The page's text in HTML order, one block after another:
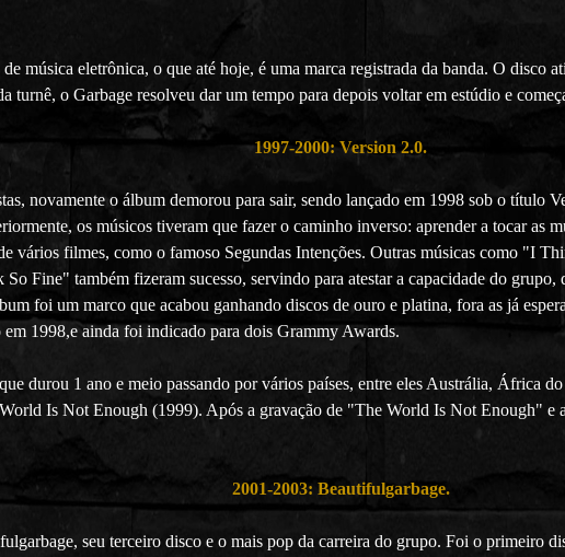
música eletrônica, o que até hoje, é uma marca registrada da banda. O disco
turnê, o Garbage resolveu dar um tempo para depois voltar em estúdio e
1997-2000: Version 2.0.
novamente o álbum demorou para sair, sendo lançado em 1998 sob o título
os músicos tiveram que fazer o caminho inverso: aprender a tocar as
vários filmes, como o famoso Segundas Intenções. Outras músicas como "I
Fine" também fizeram sucesso, servindo para atestar a capacidade do
foi um marco que acabou ganhando discos de ouro e platina, fora as já
1998,e ainda foi indicado para dois Grammy Awards.
durou 1 ano e meio passando por vários países, entre eles Austrália, África
Is Not Enough (1999). Após a gravação de "The World Is Not Enough" e
2001-2003: Beautifulgarbage.
seu terceiro disco e o mais pop da carreira do grupo. Foi o primeiro